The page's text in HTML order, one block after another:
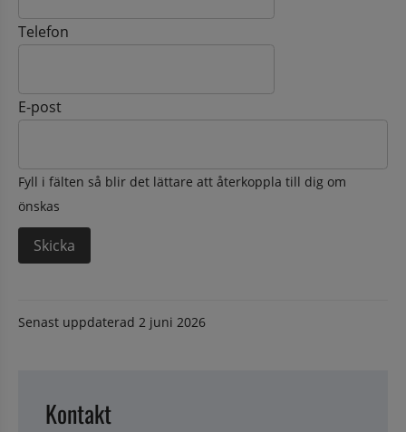
Telefon
E-post
Fyll i fälten så blir det lättare att återkoppla till dig om
önskas
Senast uppdaterad 2 juni 2026
Kontakt